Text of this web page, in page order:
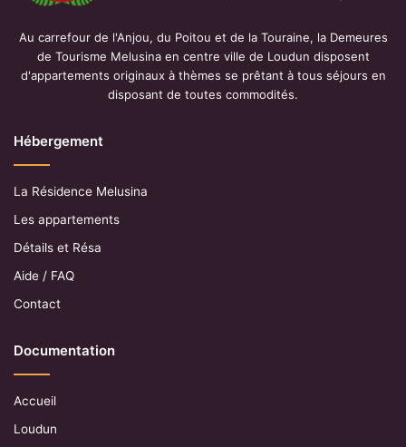
Au carrefour de l'Anjou, du Poitou et de la Touraine, la Demeures
de Tourisme Melusina en centre ville de Loudun disposent
d'appartements originaux à thèmes se prêtant à tous séjours en
disposant de toutes commodités.
Hébergement
La Résidence Melusina
Les appartements
Détails et Résa
Aide / FAQ
Contact
Documentation
Accueil
Loudun